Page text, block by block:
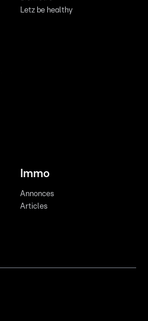
Letz be healthy
Immo
Annonces
Articles